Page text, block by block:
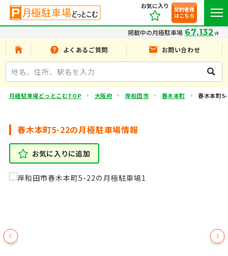
お気に入り
契約者様
はこちら
掲載中の月極駐車場 67,132 件
よくあるご質問 お問い合わせ
月極駐車場どっとこむTOP 大阪府 岸和田市 春木本町 春木本町
春木本町5-22の月極駐車場情報
お気に入りに追加